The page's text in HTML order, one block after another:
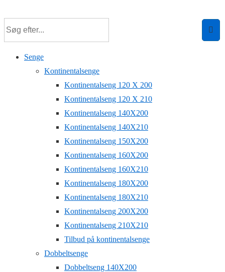
hovedindhold
Senge
Kontinentalsenge
Kontinentalseng 120 X 200
Kontinentalseng 120 X 210
Kontinentalseng 140X200
Kontinentalseng 140X210
Kontinentalseng 150X200
Kontinentalseng 160X200
Kontinentalseng 160X210
Kontinentalseng 180X200
Kontinentalseng 180X210
Kontinentalseng 200X200
Kontinentalseng 210X210
Tilbud på kontinentalsenge
Dobbeltsenge
Dobbeltseng 140X200